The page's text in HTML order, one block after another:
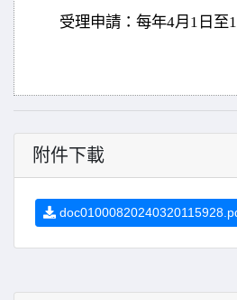
受理申請：每年4月1日至
附件下載